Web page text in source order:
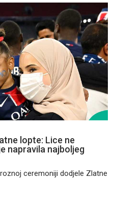
lopte: Lice ne
napravila najboljeg
ceremoniji dodjele Zlatne